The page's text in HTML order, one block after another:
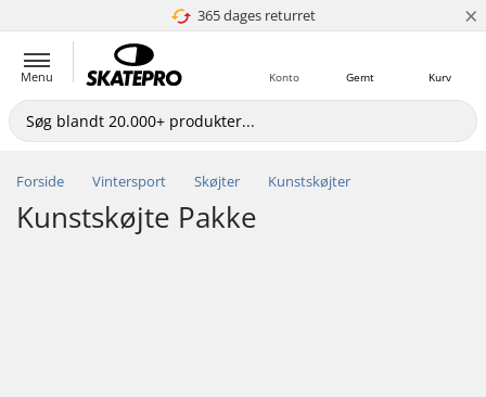
365 dages returret
4.8 ud af 5 ×
Menu Kurv
Gemt
Konto
Forside Vintersport Skøjter Kunstskøjter
Kunstskøjte Pakke